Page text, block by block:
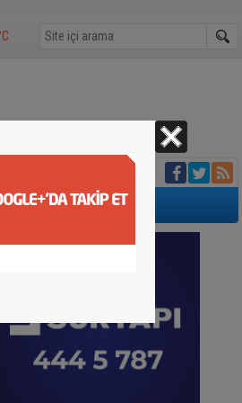
4 madalyayla
bedeni
Zaim yapacak
30 dereceyi